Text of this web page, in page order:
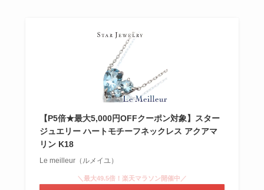
【P5倍★最大5,000円OFFクーポン対象】スター
ジュエリー ハートモチーフネックレス アクアマ
リン K18
Le meilleur（ルメイユ）
＼最大49.5倍！楽天マラソン開催中／